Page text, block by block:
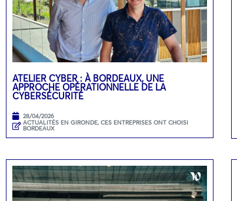
ATELIER CYBER : À BORDEAUX, UNE
APPROCHE OPÉRATIONNELLE DE LA
CYBERSÉCURITÉ
28/04/2026
ACTUALITÉS EN GIRONDE, CES ENTREPRISES ONT CHOISI
BORDEAUX